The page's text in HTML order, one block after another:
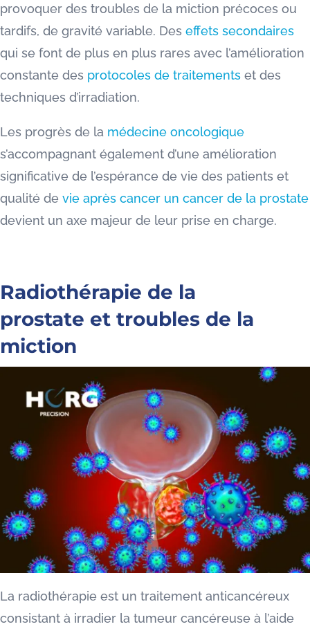
provoquer des troubles de la miction précoces ou
tardifs, de gravité variable. Des effets secondaires
qui se font de plus en plus rares avec l’amélioration
constante des protocoles de traitements et des
techniques d’irradiation.
Les progrès de la médecine oncologique
s’accompagnant également d’une amélioration
significative de l’espérance de vie des patients et
qualité de vie après cancer un cancer de la prostate
devient un axe majeur de leur prise en charge.
Radiothérapie de la
prostate et troubles de la
miction
La radiothérapie est un traitement anticancéreux
consistant à irradier la tumeur cancéreuse à l’aide